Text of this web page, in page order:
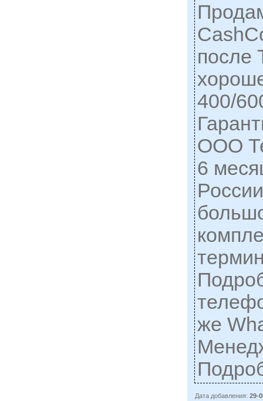
после
400/
ООО
6
же
Дата добавления:29-